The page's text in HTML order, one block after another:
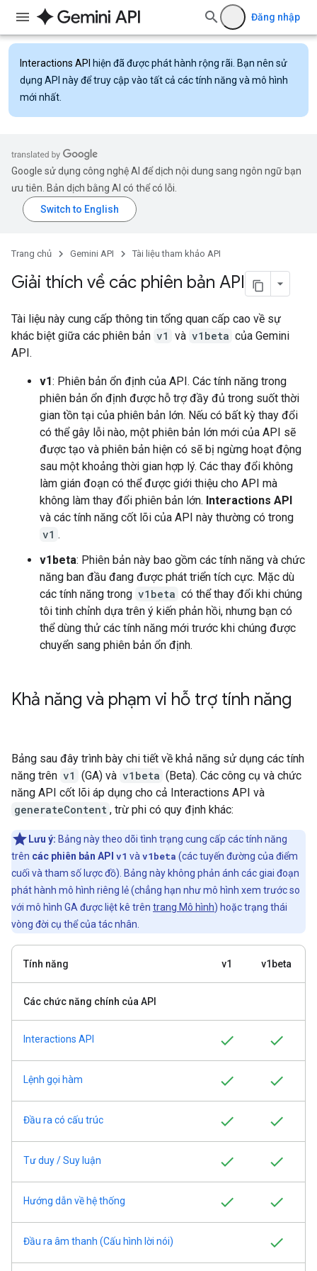
Đăng nhập
Interactions API hiện đã được phát hành rộng rãi. Bạn nên sử
dụng API này để truy cập vào tất cả các tính năng và mô hình
mới nhất.
Google sử dụng công nghệ AI để dịch nội dung sang ngôn ngữ bạn
ưu tiên. Bản dịch bằng AI có thể có lỗi.
Trang chủ Gemini API Tài liệu tham khảo API
Giải thích về các phiên bản API
Tài liệu này cung cấp thông tin tổng quan cấp cao về sự
khác biệt giữa các phiên bản v1 và v1beta của Gemini
API.
v1: Phiên bản ổn định của API. Các tính năng trong
phiên bản ổn định được hỗ trợ đầy đủ trong suốt thời
gian tồn tại của phiên bản lớn. Nếu có bất kỳ thay đổi
có thể gây lỗi nào, một phiên bản lớn mới của API sẽ
được tạo và phiên bản hiện có sẽ bị ngừng hoạt động
sau một khoảng thời gian hợp lý. Các thay đổi không
làm gián đoạn có thể được giới thiệu cho API mà
không làm thay đổi phiên bản lớn. Interactions API
và các tính năng cốt lõi của API này thường có trong
v1 .
v1beta: Phiên bản này bao gồm các tính năng và chức
năng ban đầu đang được phát triển tích cực. Mặc dù
các tính năng trong v1beta có thể thay đổi khi chúng
tôi tinh chỉnh dựa trên ý kiến phản hồi, nhưng bạn có
thể dùng thử các tính năng mới trước khi chúng được
chuyển sang phiên bản ổn định.
Khả năng và phạm vi hỗ trợ tính năng
Bảng sau đây trình bày chi tiết về khả năng sử dụng các tính
năng trên v1 (GA) và v1beta (Beta). Các công cụ và chức
năng API cốt lõi áp dụng cho cả Interactions API và
generateContent , trừ phi có quy định khác:
Lưu ý: Bảng này theo dõi tình trạng cung cấp các tính năng
trên các phiên bản API v1 và v1beta (các tuyến đường của điểm
cuối và tham số lược đồ). Bảng này không phản ánh các giai đoạn
phát hành mô hình riêng lẻ (chẳng hạn như mô hình xem trước so
với mô hình GA được liệt kê trên trang Mô hình) hoặc trạng thái
vòng đời cụ thể của tác nhân.
Tính năng v1 v1beta
Các chức năng chính của API
Interactions API
Lệnh gọi hàm
Đầu ra có cấu trúc
Tư duy / Suy luận
Hướng dẫn về hệ thống
Đầu ra âm thanh (Cấu hình lời nói)